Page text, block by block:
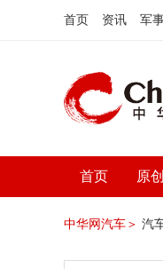
首页 资讯 军
首页 原创
中华网汽车＞ 汽